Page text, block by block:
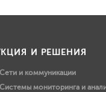
И РЕШЕНИЯ
Сети и коммуникации
Системы мониторинга и